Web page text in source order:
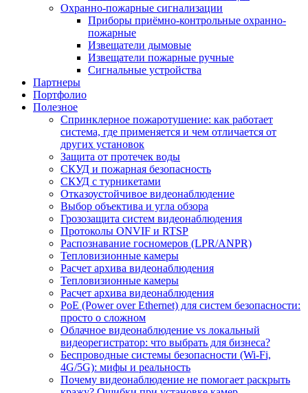
Охранно-пожарные сигнализации
Приборы приёмно-контрольные охранно-
пожарные
Извещатели дымовые
Извещатели пожарные ручные
Сигнальные устройства
Партнеры
Портфолио
Полезное
Спринклерное пожаротушение: как работает
система, где применяется и чем отличается от
других установок
Защита от протечек воды
СКУД и пожарная безопасность
СКУД с турникетами
Отказоустойчивое видеонаблюдение
Выбор объектива и угла обзора
Грозозащита систем видеонаблюдения
Протоколы ONVIF и RTSP
Распознавание госномеров (LPR/ANPR)
Тепловизионные камеры
Расчет архива видеонаблюдения
Тепловизионные камеры
Расчет архива видеонаблюдения
PoE (Power over Ethernet) для систем безопасности:
просто о сложном
Облачное видеонаблюдение vs локальный
видеорегистратор: что выбрать для бизнеса?
Беспроводные системы безопасности (Wi-Fi,
4G/5G): мифы и реальность
Почему видеонаблюдение не помогает раскрыть